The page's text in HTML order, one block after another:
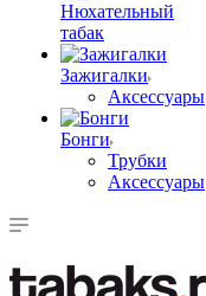
Нюхательный
табак
Зажигалки
Аксессуары
Бонги
Трубки
Аксессуары